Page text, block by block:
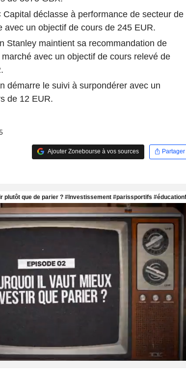
déclasse à performance de secteur de
avec un objectif de cours de 245 EUR.
Stanley maintient sa recommandation de
avec un objectif de cours relevé de
démarre le suivi à surpondérer avec un
de 12 EUR.
Ajouter Zonebourse à vos sources Partager